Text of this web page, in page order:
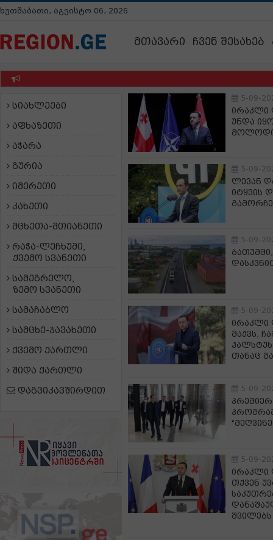
ხუთშაბათი, აგვისტო 06, 2026
მთავარი ჩვენ შესახებ
სიახლეები
აფხაზეთი
აჭარა
გურია
იმერეთი
კახეთი
მცხეთა-მთიანეთი
რაჭა-ლეჩხუმი,
ქვემო სვანეთი
სამეგრელო,
ზემო სვანეთი
სამაჩაბლო
სამცხე-ჯავახეთი
ქვემო ქართლი
შიდა ქართლი
დაგვიკავშირდით
5-09-
ირაკლი
უნდა
5-09-
ლევან
იტყვის
5-09-
5-09-
ირაკლი
მაქვს,
თანაც
5-09-
5-09-
ირაკლი
თქვენ
შვილებს